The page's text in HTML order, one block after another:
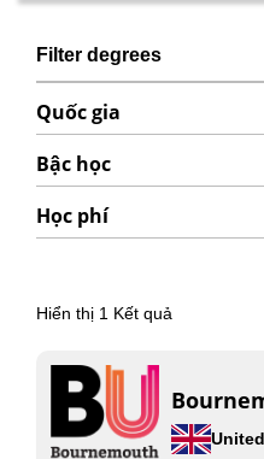
Filter degrees
Quốc gia
Bậc học
Học phí
Hiển thị 1 Kết quả